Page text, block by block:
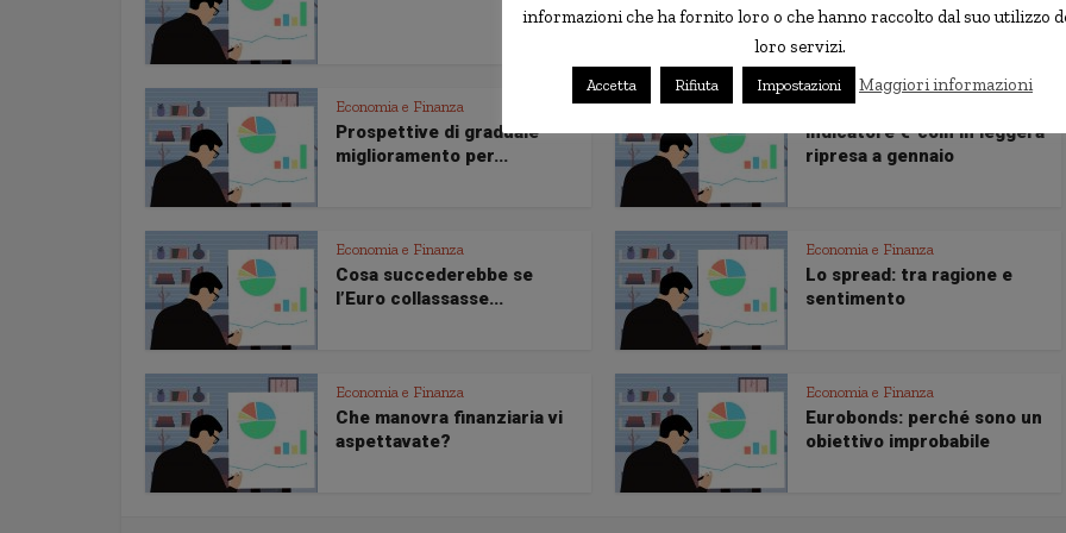
in Europa e negli USA
Economia e Finanza
Prospettive di graduale
miglioramento per...
Economia e Finanza
Indicatore €-coin in leggera
ripresa a gennaio
Economia e Finanza
Cosa succederebbe se
l’Euro collassasse...
Economia e Finanza
Lo spread: tra ragione e
sentimento
Economia e Finanza
Che manovra finanziaria vi
aspettavate?
Economia e Finanza
Eurobonds: perché sono un
obiettivo improbabile
informazioni che ha fornito loro o che hanno raccolto dal suo utilizzo
loro servizi.
Accetta Rifiuta Impostazioni Maggiori informazioni